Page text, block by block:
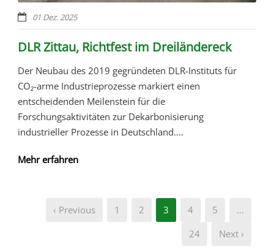
01 Dez. 2025
DLR Zittau, Richtfest im Dreiländereck
Der Neubau des 2019 gegründeten DLR-Instituts für
CO₂-arme Industrieprozesse markiert einen
entscheidenden Meilenstein für die
Forschungsaktivitäten zur Dekarbonisierung
industrieller Prozesse in Deutschland....
Mehr erfahren
‹ Previous 1 2 3 4 5
…
24
Next ›